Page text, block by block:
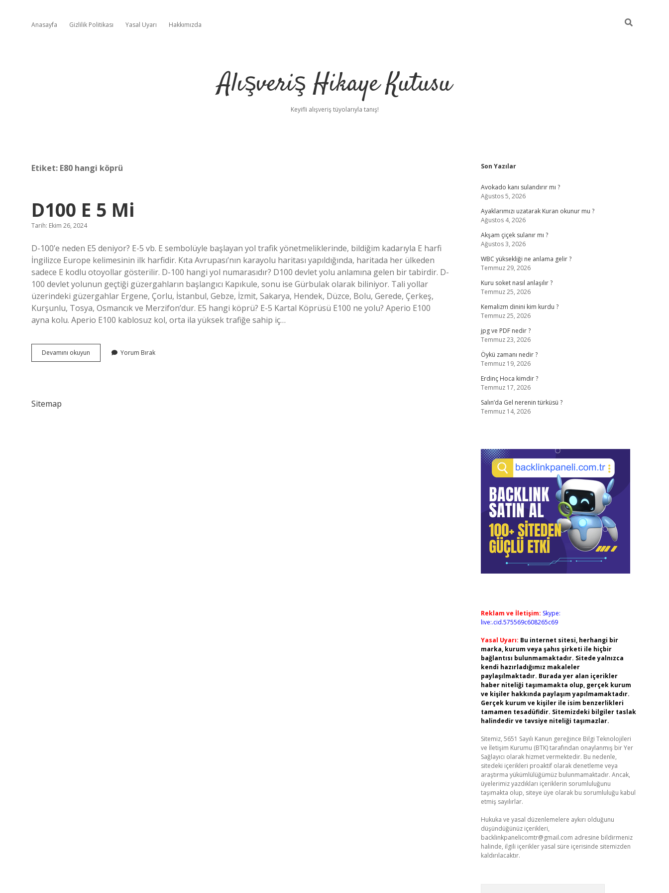
Anasayfa Gizlilik Politikası Yasal Uyarı Hakkımızda
Alışveriş Hikaye Kutusu
Keyifli alışveriş tüyolarıyla tanış!
Etiket: E80 hangi köprü
D100 E 5 Mi
Tarih: Ekim 26, 2024
D-100’e neden E5 deniyor? E-5 vb. E sembolüyle başlayan yol trafik yönetmeliklerinde, bildiğim kadarıyla E harfi
İngilizce Europe kelimesinin ilk harfidir. Kıta Avrupası’nın karayolu haritası yapıldığında, haritada her ülkeden
sadece E kodlu otoyollar gösterilir. D-100 hangi yol numarasıdır? D100 devlet yolu anlamına gelen bir tabirdir. D-
100 devlet yolunun geçtiği güzergahların başlangıcı Kapıkule, sonu ise Gürbulak olarak biliniyor. Tali yollar
üzerindeki güzergahlar Ergene, Çorlu, İstanbul, Gebze, İzmit, Sakarya, Hendek, Düzce, Bolu, Gerede, Çerkeş,
Kurşunlu, Tosya, Osmancık ve Merzifon’dur. E5 hangi köprü? E-5 Kartal Köprüsü E100 ne yolu? Aperio E100
ayna kolu. Aperio E100 kablosuz kol, orta ila yüksek trafiğe sahip iç…
Devamını okuyun
E
Yorum Bırak
Sitemap
Sidebar
Son Yazılar
Avokado kanı sulandırır mı ?
Ağustos 5, 2026
Ayaklarımızı uzatarak Kuran okunur mu ?
Ağustos 4, 2026
Akşam çiçek sulanır mı ?
Ağustos 3, 2026
WBC yüksekliği ne anlama gelir ?
Temmuz 29, 2026
Kuru soket nasıl anlaşılır ?
Temmuz 25, 2026
Kemalizm dinini kim kurdu ?
Temmuz 25, 2026
jpg ve PDF nedir ?
Temmuz 23, 2026
Öykü zamanı nedir ?
Temmuz 19, 2026
Erdinç Hoca kimdir ?
Temmuz 17, 2026
Salın’da Gel nerenin türküsü ?
Temmuz 14, 2026
Reklam ve İletişim: Skype:
live:.cid.575569c608265c69
Yasal Uyarı: Bu internet sitesi, herhangi bir
marka, kurum veya şahıs şirketi ile hiçbir
bağlantısı bulunmamaktadır. Sitede yalnızca
kendi hazırladığımız makaleler
paylaşılmaktadır. Burada yer alan içerikler
haber niteliği taşımamakta olup, gerçek kurum
ve kişiler hakkında paylaşım yapılmamaktadır.
Gerçek kurum ve kişiler ile isim benzerlikleri
tamamen tesadüfidir. Sitemizdeki bilgiler taslak
halindedir ve tavsiye niteliği taşımazlar.
Sitemiz, 5651 Sayılı Kanun gereğince Bilgi Teknolojileri
ve İletişim Kurumu (BTK) tarafından onaylanmış bir Yer
Sağlayıcı olarak hizmet vermektedir. Bu nedenle,
sitedeki içerikleri proaktif olarak denetleme veya
araştırma yükümlülüğümüz bulunmamaktadır. Ancak,
üyelerimiz yazdıkları içeriklerin sorumluluğunu
taşımakta olup, siteye üye olarak bu sorumluluğu kabul
etmiş sayılırlar.
Hukuka ve yasal düzenlemelere aykırı olduğunu
düşündüğünüz içerikleri,
backlinkpanelicomtr@gmail.com adresine bildirmeniz
halinde, ilgili içerikler yasal süre içerisinde sitemizden
kaldırılacaktır.